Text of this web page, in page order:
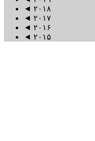
◄ ۲۰۱۸
◄ ۲۰۱۷
◄ ۲۰۱۶
◄ ۲۰۱۵